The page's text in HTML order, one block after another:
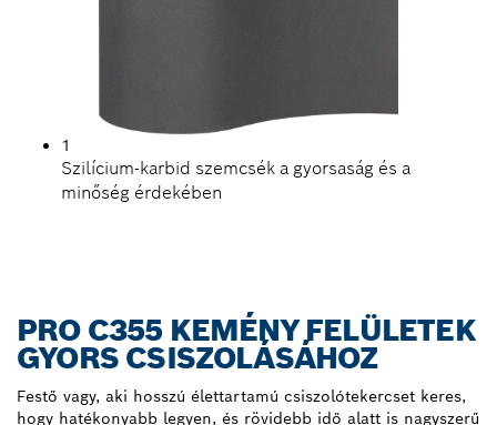
1
Szilícium-karbid szemcsék a gyorsaság és a
minőség érdekében
PRO C355 KEMÉNY FELÜLETEK
GYORS CSISZOLÁSÁHOZ
Festő vagy, aki hosszú élettartamú csiszolótekercset keres,
hogy hatékonyabb legyen, és rövidebb idő alatt is nagyszerű